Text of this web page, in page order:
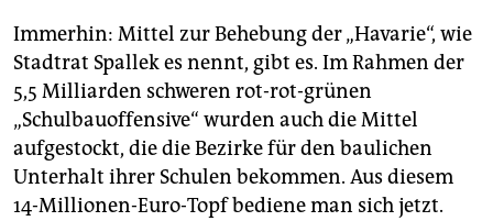
Immerhin: Mittel zur Behebung der „Havarie“, wie
Stadtrat Spallek es nennt, gibt es. Im Rahmen der
5,5 Milliarden schweren rot-rot-grünen
„Schulbauoffensive“ wurden auch die Mittel
aufgestockt, die die Bezirke für den baulichen
Unterhalt ihrer Schulen bekommen. Aus diesem
14-Millionen-Euro-Topf bediene man sich jetzt.